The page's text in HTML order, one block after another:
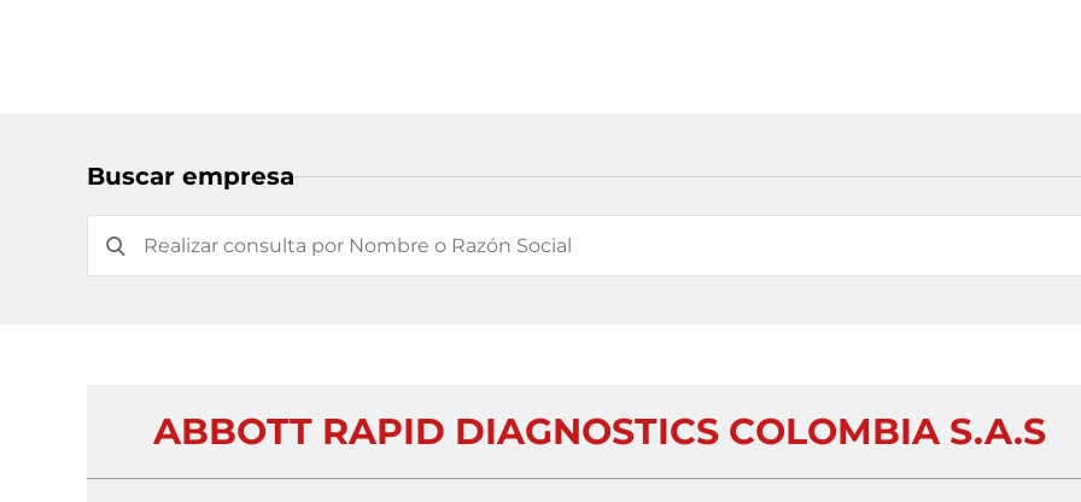
Buscar empresa
ABBOTT RAPID DIAGNOSTICS COLOMBIA S.A.S